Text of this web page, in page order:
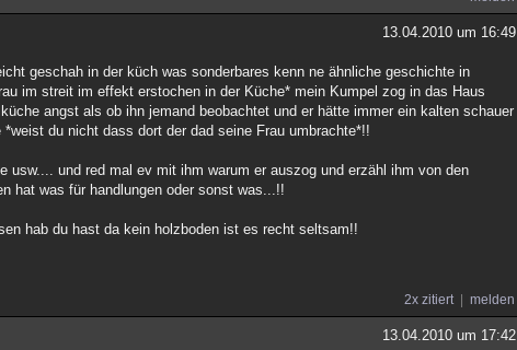
13.04.2010 um 16:49
geschah in der küch was sonderbares kenn ne ähnliche geschichte in
im streit im effekt erstochen in der Küche* mein Kumpel zog in das Haus
angst als ob ihn jemand beobachtet und er hätte immer ein kalten schauer
du nicht dass dort der dad seine Frau umbrachte*!!
und red mal ev mit ihm warum er auszog und erzähl ihm von den
hat was für handlungen oder sonst was...!!
hab du hast da kein holzboden ist es recht seltsam!!
2x zitiert melden
13.04.2010 um 17:42